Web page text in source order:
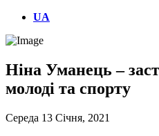
UA
Ніна Уманець –
молоді та спорту
Середа 13 Січня, 2021